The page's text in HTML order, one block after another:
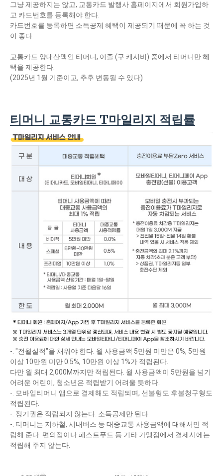
그냥 제공하지는 않고, 교통카드 발행사 홈페이지에서 회원가입하
고 카드번호를 등록해야 한다.
카드번호를 등록하면 소득공제 혜택이 제공되기 때문에 꼭 하는 것
이 좋다.
교통카드 양대산맥인 티머니, 이즐 (구 캐시비) 중에서 티머니만 혜
택을 제공한다.
(2025년 1월 기준이고, 추후 변동될 수 있다)
티머니 교통카드 T마일리지 적립률
-. "전월실적"을 채워야 한다. 월 사용금액 5만원 미만은 0%, 5만원
이상 10만원 미만 0.5%, 10만원 이상 1%가 적립된다.
다만 월 최대 2,000M까지만 적립된다. 월 사용금액이 5만원을 넘기
어려운 어린이, 청소년은 적립받기 어려울 듯하다.
-. 모바일티머니 앱으로 결제해도 적립되며, 선불형도 후불청구형도
적립된다.
-. 정기권은 적립되지 않는다. 소득공제만 된다.
-. 티머니는 지하철, 시내버스 등 대중교통 사용금액에 대해서만 적
립해 준다. 편의점이나 패스트푸드 등 기타 가맹점에서 결제시에는
적립해 주지 않는다.